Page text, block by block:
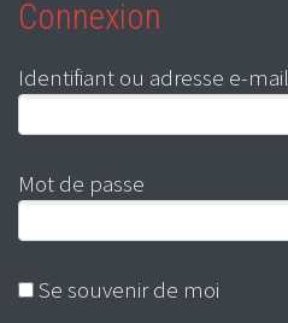
Connexion
Identifiant ou adresse e-mail
Mot de passe
Se souvenir de moi